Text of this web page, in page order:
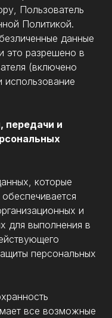
Пользователь
Политикой.
данные
это разрешено в
(включено
передачи и
которые
и
для выполнения в
персональных
все возможные